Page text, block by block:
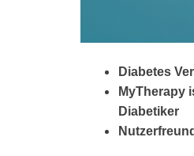
Diabetes
MyTherapy
Diabetiker